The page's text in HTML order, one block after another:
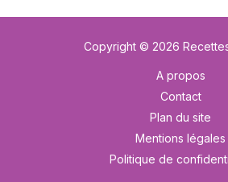
Copyright © 2026
A propos
Contact
Plan du site
Mentions légales
Politique de